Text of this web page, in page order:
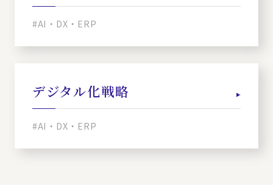
#AI・DX・ERP
デジタル化戦略
#AI・DX・ERP